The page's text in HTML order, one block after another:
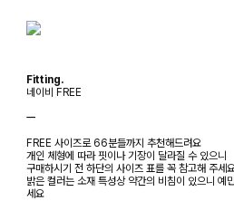
Fitting.
네이비 FREE
ㅡ
FREE 사이즈로 66분들까지 추천해드려요
개인 체형에 따라 핏이나 기장이 달라질 수 있으니
구매하시기 전 하단의 사이즈 표를 꼭 참고해 주세
밝은 컬러는 소재 특성상 약간의 비침이 있으니 예
세요